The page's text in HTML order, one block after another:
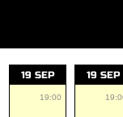
19 SEP
19:00
19 SEP